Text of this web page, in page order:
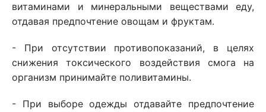
витаминами и минеральными веществами еду,
отдавая предпочтение овощам и фруктам.
- При отсутствии противопоказаний, в целях
снижения токсического воздействия смога на
организм принимайте поливитамины.
- При выборе одежды отдавайте предпочтение